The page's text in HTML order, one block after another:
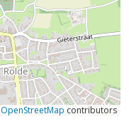
OpenStreetMap contributors